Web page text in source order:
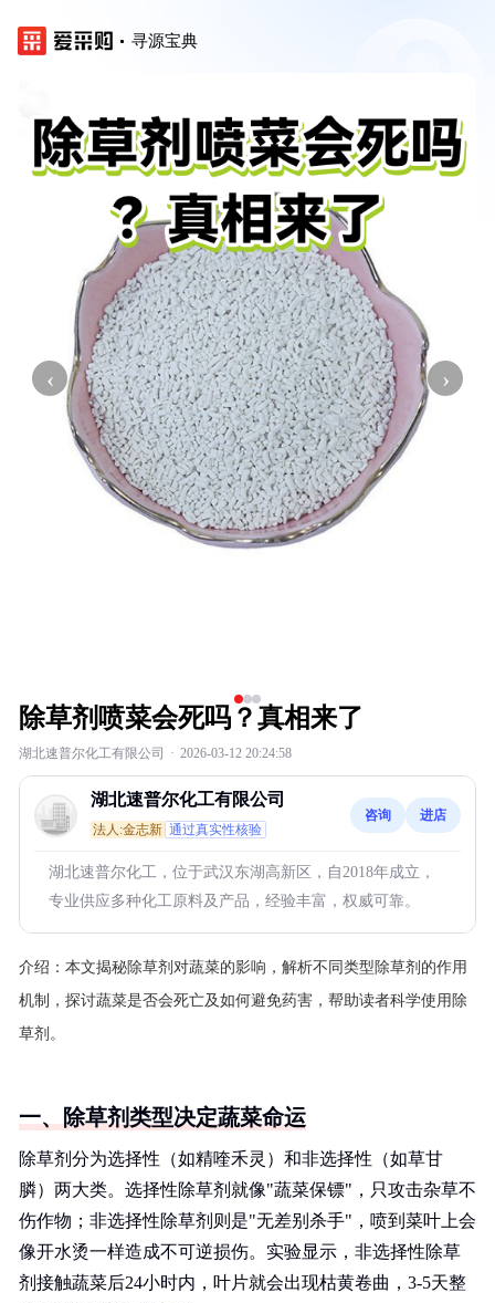
寻源宝典
‹ ›
除草剂喷菜会死吗？真相来了
湖北速普尔化工有限公司 · 2026-03-12 20:24:58
湖北速普尔化工有限公司
法人:金志新 通过真实性核验
咨询 进店
湖北速普尔化工，位于武汉东湖高新区，自2018年成立，
专业供应多种化工原料及产品，经验丰富，权威可靠。
介绍： 本文揭秘除草剂对蔬菜的影响，解析不同类型除草剂的作用
机制，探讨蔬菜是否会死亡及如何避免药害，帮助读者科学使用除
草剂。
一、除草剂类型决定蔬菜命运
除草剂分为选择性（如精喹禾灵）和非选择性（如草甘
膦）两大类。选择性除草剂就像"蔬菜保镖"，只攻击杂草不
伤作物；非选择性除草剂则是"无差别杀手"，喷到菜叶上会
像开水烫一样造成不可逆损伤。实验显示，非选择性除草
剂接触蔬菜后24小时内，叶片就会出现枯黄卷曲，3-5天整